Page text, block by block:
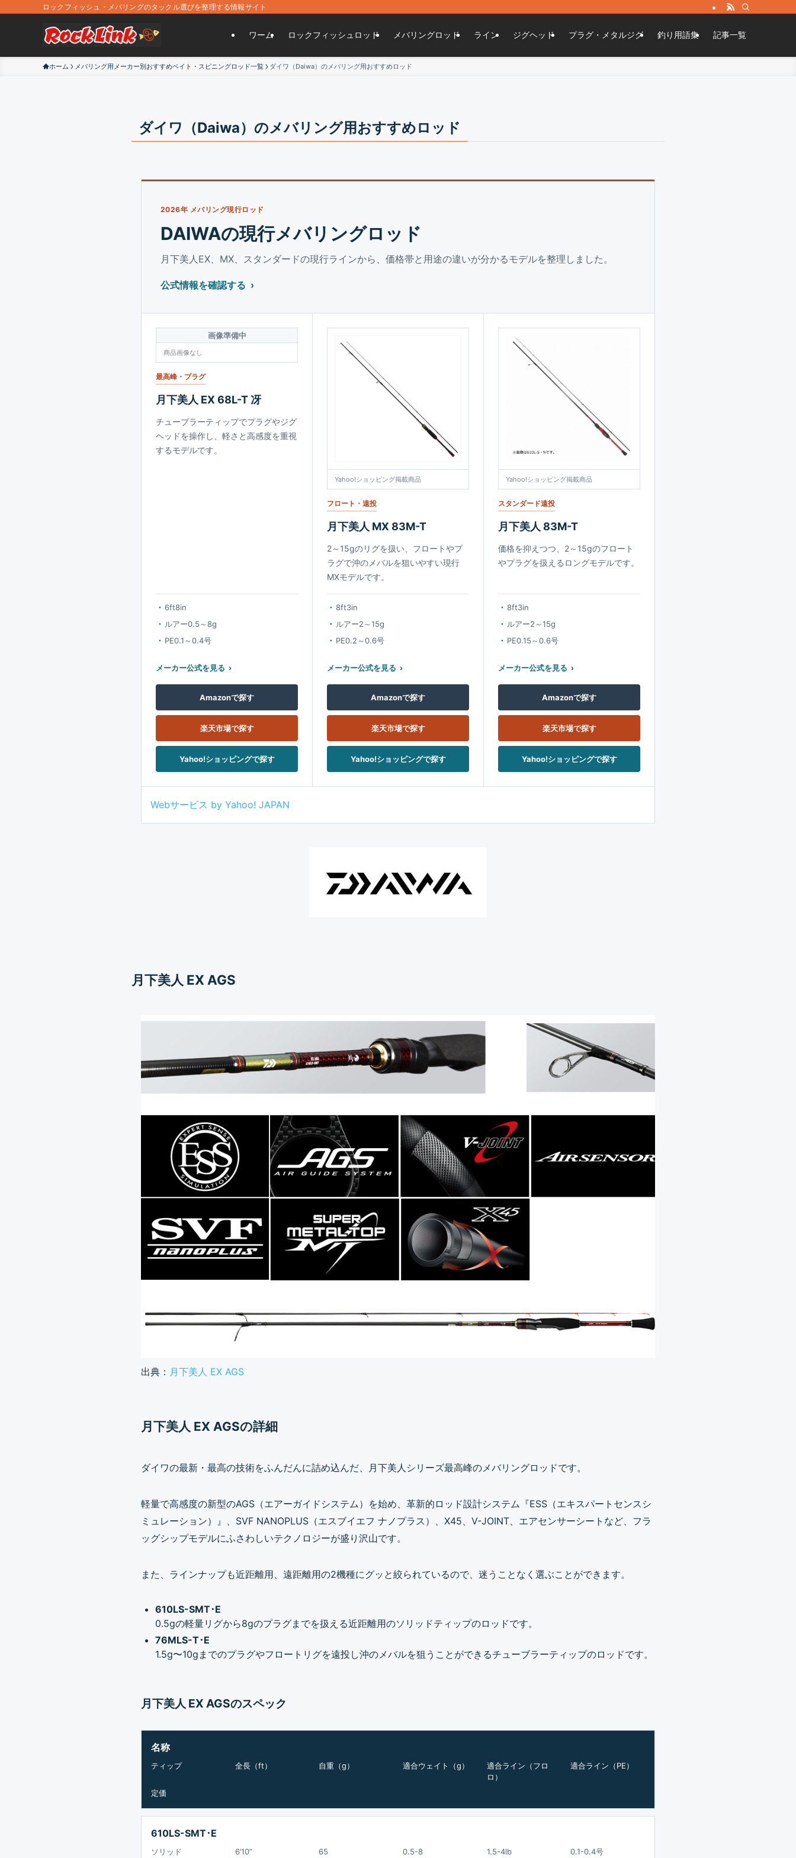
ロックフィッシュ・メバリングのタックル選びを整理する情報サイト
ワーム ロックフィッシュロッド メバリングロッド ライン ジグヘッド プラグ・メタルジグ 釣り用語集 記事一覧
ホーム メバリング用メーカー別おすすめベイト・スピニングロッド一覧 ダイワ（Daiwa）のメバリング用おすすめロッド
ダイワ（Daiwa）のメバリング用おすすめロッド
2026年 メバリング現行ロッド
DAIWAの現行メバリングロッド
月下美人EX、MX、スタンダードの現行ラインから、価格帯と用途の違いが分かるモデルを整理しました。
公式情報を確認する
画像準備中
商品画像なし
最高峰・プラグ
月下美人 EX 68L-T 冴
チューブラーティップでプラグやジグ
ヘッドを操作し、軽さと高感度を重視
するモデルです。
6ft8in
ルアー0.5～8g
PE0.1～0.4号
メーカー公式を見る
Amazonで探す
楽天市場で探す
Yahoo!ショッピングで探す
Yahoo!ショッピング掲載商品
フロート・遠投
月下美人 MX 83M-T
2～15gのリグを扱い、フロートやプ
ラグで沖のメバルを狙いやすい現行
MXモデルです。
8ft3in
ルアー2～15g
PE0.2～0.6号
メーカー公式を見る
Amazonで探す
楽天市場で探す
Yahoo!ショッピングで探す
Yahoo!ショッピング掲載商品
スタンダード遠投
月下美人 83M-T
価格を抑えつつ、2～15gのフロート
やプラグを扱えるロングモデルです。
8ft3in
ルアー2～15g
PE0.15～0.6号
メーカー公式を見る
Amazonで探す
楽天市場で探す
Yahoo!ショッピングで探す
Webサービス by Yahoo! JAPAN
月下美人 EX AGS
出典： 月下美人 EX AGS
月下美人 EX AGSの詳細
ダイワの最新・最高の技術をふんだんに詰め込んだ、月下美人シリーズ最高峰のメバリングロッドです。
軽量で高感度の新型のAGS（エアーガイドシステム）を始め、革新的ロッド設計システム『ESS（エキスパートセンスシ
ミュレーション）』、SVF NANOPLUS（エスブイエフ ナノプラス）、X45、V-JOINT、エアセンサーシートなど、フラ
ッグシップモデルにふさわしいテクノロジーが盛り沢山です。
また、ラインナップも近距離用、遠距離用の2機種にグッと絞られているので、迷うことなく選ぶことができます。
610LS-SMT･E
0.5gの軽量リグから8gのプラグまでを扱える近距離用のソリッドティップのロッドです。
76MLS-T･E
1.5g〜10gまでのプラグやフロートリグを遠投し沖のメバルを狙うことができるチューブラーティップのロッドです。
月下美人 EX AGSのスペック
名称
ティップ 全長（ft） 自重（g） 適合ウェイト（g）
適合ライン（フロ
ロ）
適合ライン（PE）
定価
610LS-SMT･E
ソリッド 6’10” 65 0.5-8 1.5-4lb
0.1-0.4号